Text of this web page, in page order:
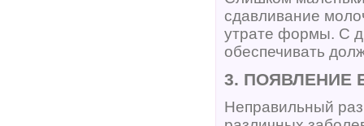
сдавливание
утрате формы. С
обеспечивать
3. ПОЯВЛЕНИЕ
Неправильный